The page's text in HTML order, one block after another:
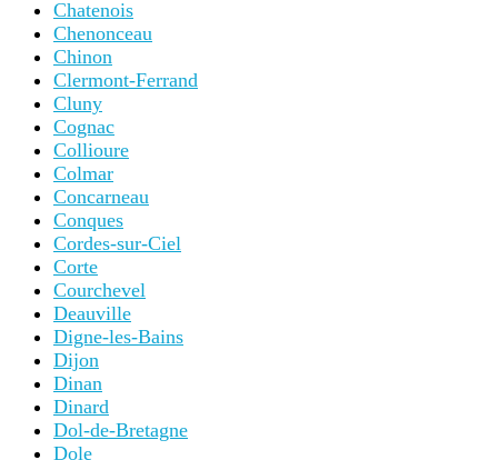
Chatenois
Chenonceau
Chinon
Clermont-Ferrand
Cluny
Cognac
Collioure
Colmar
Concarneau
Conques
Cordes-sur-Ciel
Corte
Courchevel
Deauville
Digne-les-Bains
Dijon
Dinan
Dinard
Dol-de-Bretagne
Dole